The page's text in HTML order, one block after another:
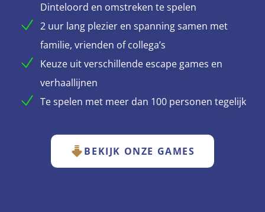
Dinteloord en omstreken te spelen
2 uur lang plezier en spanning samen met
familie, vrienden of collega’s
Keuze uit verschillende escape games en
verhaallijnen
Te spelen met meer dan 100 personen tegelijk
BEKIJK ONZE GAMES